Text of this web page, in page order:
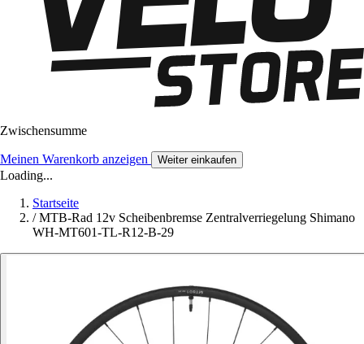
Zwischensumme
Meinen Warenkorb anzeigen Weiter einkaufen
Loading...
Startseite
/ MTB-Rad 12v Scheibenbremse Zentralverriegelung Shimano
WH-MT601-TL-R12-B-29